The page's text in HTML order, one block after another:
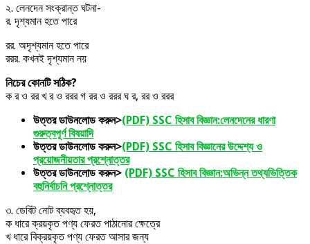
২. লেনদেন সংক্রান্ত ঘটনা-
র. দৃশ্যমান হতে পারে
রর. অদৃশ্যমান হতে পারে
ররর. কখনই দৃশ্যমান নয়
নিচের কোনটি সঠিক?
ক র ও রর খ র ও ররর গ রর ও ররর ঘ র, রর ও ররর
উত্তর ডাউনলোড করুন>(PDF) SSC হিসাব বিজ্ঞান:লেনদেনের ধারণা
গুরুত্বপূর্ণ বিষয়াদি
উত্তর ডাউনলোড করুন>(PDF) SSC হিসাব বিজ্ঞানের উদ্দেশ্য ও
প্রয়োজনীয়তার প্রশ্নোত্তর
উত্তর ডাউনলোড করুন> (PDF) SSC হিসাব বিজ্ঞান:অভিন্ন তথ্যভিত্তিক
বহুনির্বাচনি প্রশ্নোত্তর
৩. ডেবিট নোট ব্যবহৃত হয়,
ক ধারে ক্রয়কৃত পণ্য ফেরত পাঠানোর ক্ষেত্রে
খ ধারে বিক্রয়কৃত পণ্য ফেরত আসার জন্য